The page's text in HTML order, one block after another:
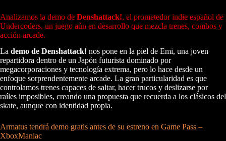
Analizamos la demo de Denshattack!, el prometedor indie español de
Undercoders, un juego aún en desarrollo que mezcla trenes, combos y
acción arcade.
La demo de Denshattack! nos pone en la piel de Emi, una joven
repartidora dentro de un Japón futurista dominado por
megacorporaciones y tecnología extrema, pero lo hace desde un
enfoque sorprendentemente arcade. La gran particularidad es que
controlamos trenes capaces de saltar, hacer trucos y deslizarse por
raíles imposibles, creando una propuesta que recuerda a los clásicos del
skate, aunque con identidad propia.
Armatus tendrá demo gratis antes de su estreno en Game Pass –
XboxManiac